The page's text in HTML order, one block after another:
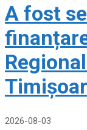
A fost
2026-08-03